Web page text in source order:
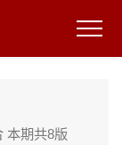
本期共8版